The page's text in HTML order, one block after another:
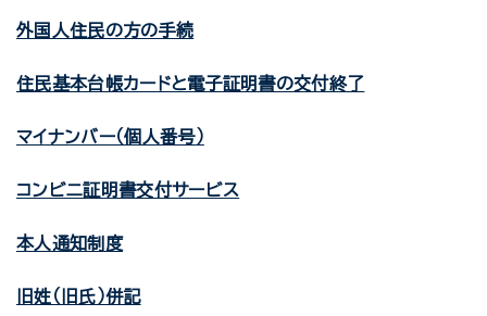
外国人住民の方の手続
住民基本台帳カードと電子証明書の交付終了
マイナンバー（個人番号）
コンビニ証明書交付サービス
本人通知制度
旧姓（旧氏）併記